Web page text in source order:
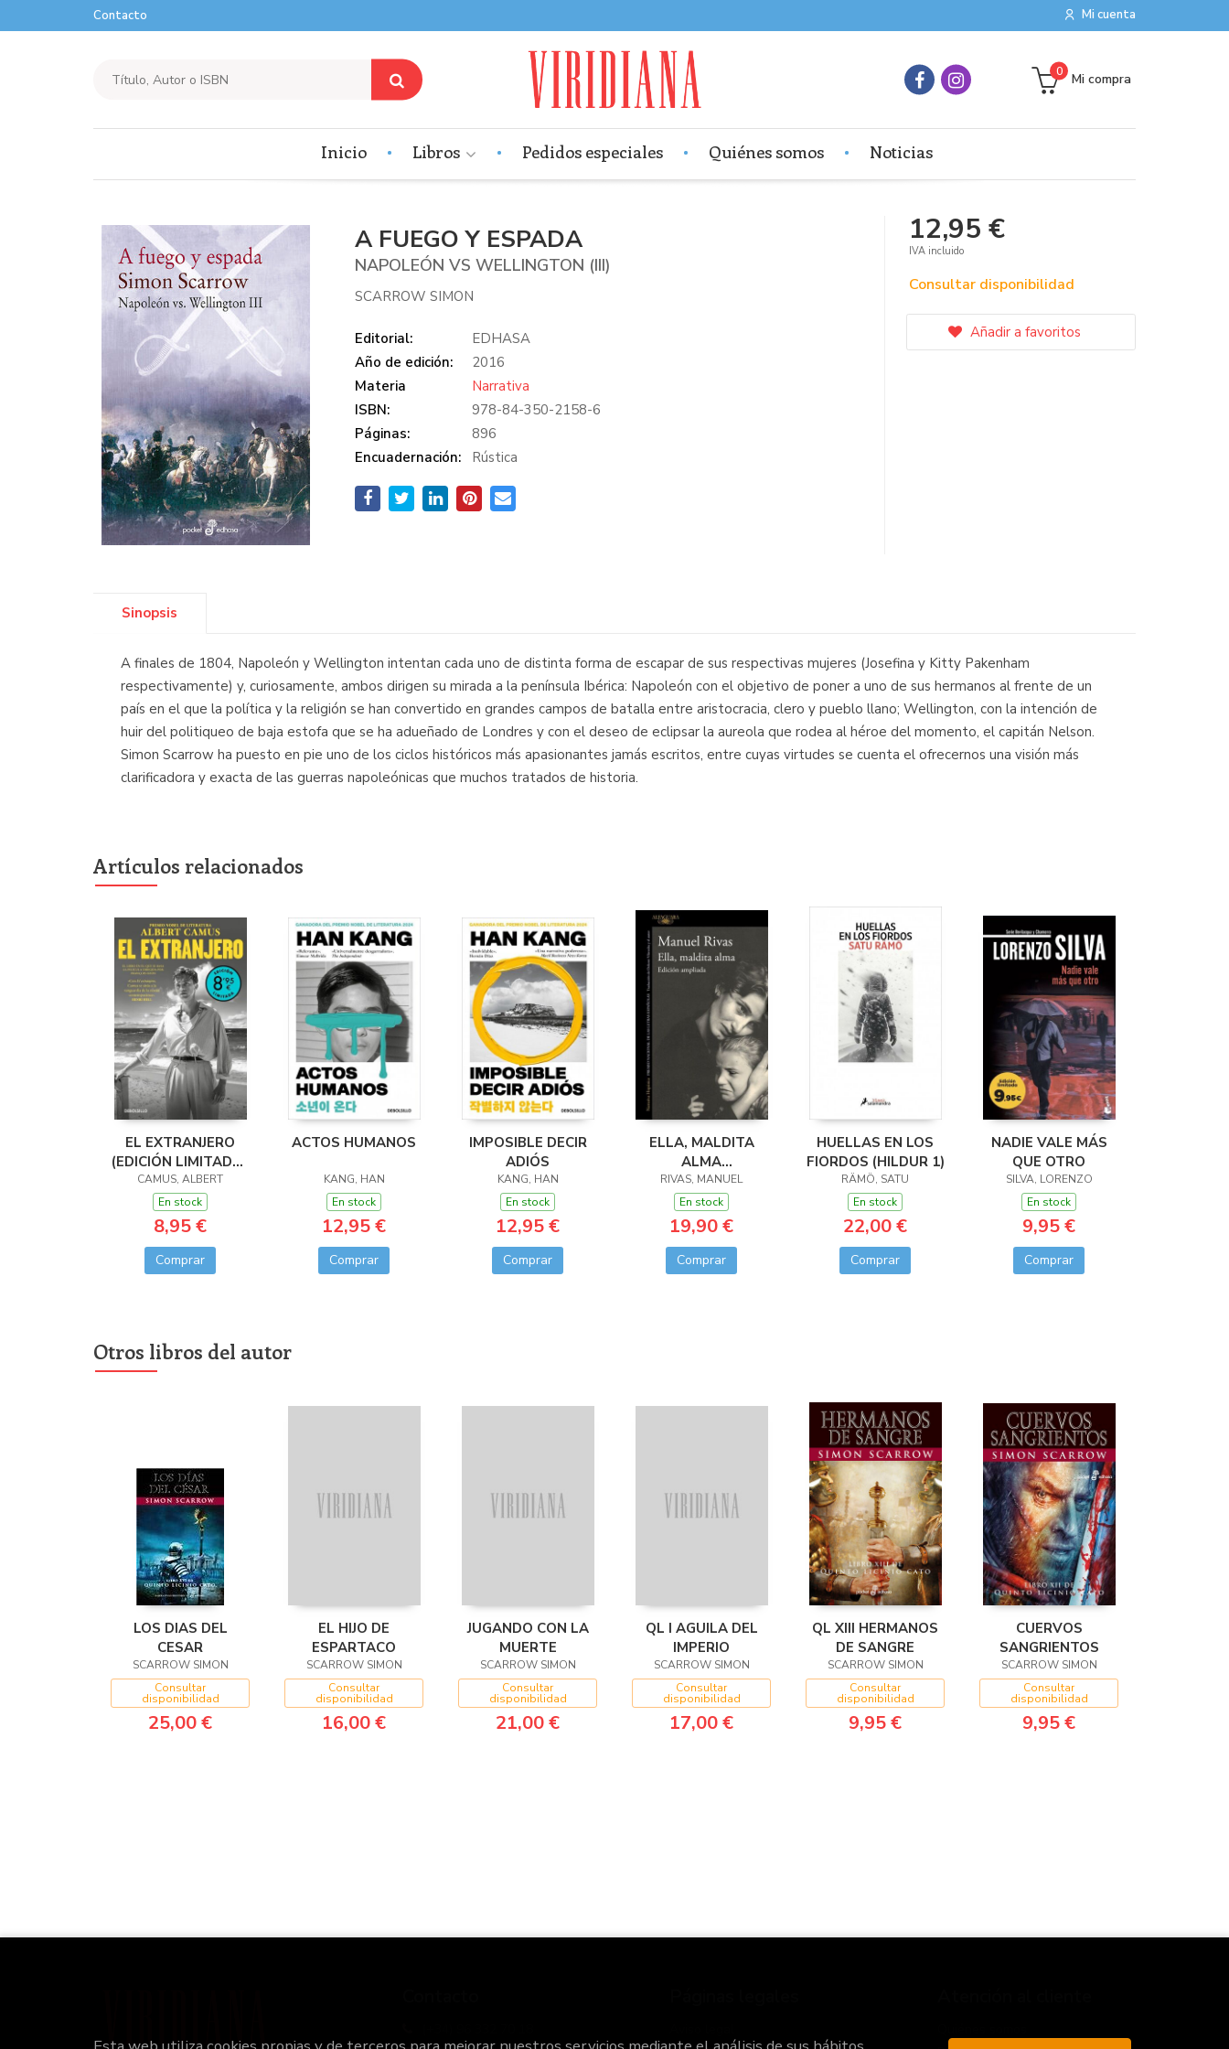
Mi cuenta
Contacto
Mi compra
0
Inicio Libros Pedidos especiales Quiénes somos Noticias
A FUEGO Y ESPADA
NAPOLEÓN VS WELLINGTON (III)
SCARROW SIMON
Editorial:
EDHASA
Año de edición:
2016
Materia
Narrativa
ISBN:
978-84-350-2158-6
Páginas:
896
Encuadernación:
Rústica
12,95 €
IVA incluido
Consultar disponibilidad
Añadir a favoritos
Sinopsis
A finales de 1804, Napoleón y Wellington intentan cada uno de distinta forma de escapar de sus respectivas mujeres (Josefina y Kitty Pakenham
respectivamente) y, curiosamente, ambos dirigen su mirada a la península Ibérica: Napoleón con el objetivo de poner a uno de sus hermanos al frente de un
país en el que la política y la religión se han convertido en grandes campos de batalla entre aristocracia, clero y pueblo llano; Wellington, con la intención de
huir del politiqueo de baja estofa que se ha adueñado de Londres y con el deseo de eclipsar la aureola que rodea al héroe del momento, el capitán Nelson.
Simon Scarrow ha puesto en pie uno de los ciclos históricos más apasionantes jamás escritos, entre cuyas virtudes se cuenta el ofrecernos una visión más
clarificadora y exacta de las guerras napoleónicas que muchos tratados de historia.
Artículos relacionados
EL EXTRANJERO
(EDICIÓN LIMITADA ·
VERANO)
CAMUS, ALBERT
En stock
8,95 €
Comprar
ACTOS HUMANOS
KANG, HAN
En stock
12,95 €
Comprar
IMPOSIBLE DECIR
ADIÓS
KANG, HAN
En stock
12,95 €
Comprar
ELLA, MALDITA
ALMA
(ED.AMPLIADA)
RIVAS, MANUEL
En stock
19,90 €
Comprar
HUELLAS EN LOS
FIORDOS (HILDUR 1)
RÄMÖ, SATU
En stock
22,00 €
Comprar
NADIE VALE MÁS
QUE OTRO
SILVA, LORENZO
En stock
9,95 €
Comprar
Otros libros del autor
LOS DIAS DEL
CESAR
SCARROW SIMON
Consultar
disponibilidad
25,00 €
EL HIJO DE
ESPARTACO
SCARROW SIMON
Consultar
disponibilidad
16,00 €
JUGANDO CON LA
MUERTE
SCARROW SIMON
Consultar
disponibilidad
21,00 €
QL I AGUILA DEL
IMPERIO
SCARROW SIMON
Consultar
disponibilidad
17,00 €
QL XIII HERMANOS
DE SANGRE
SCARROW SIMON
Consultar
disponibilidad
9,95 €
CUERVOS
SANGRIENTOS
SCARROW SIMON
Consultar
disponibilidad
9,95 €